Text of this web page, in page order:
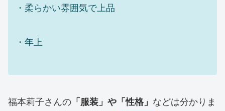
・柔らかい雰囲気で上品
・年上
福本莉子さんの 「服装」や「性格」 などは分かりま